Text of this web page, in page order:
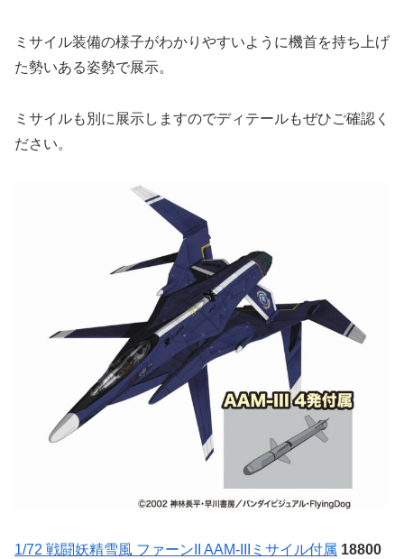
ミサイル装備の様子がわかりやすいように機首を持ち上げ
た勢いある姿勢で展示。
ミサイルも別に展示しますのでディテールもぜひご確認く
ださい。
1/72 戦闘妖精雪風 ファーンII AAM-IIIミサイル付属 18800